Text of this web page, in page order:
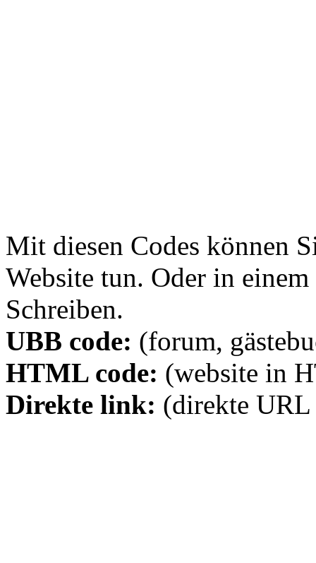
Mit diesen Codes können
Website tun. Oder in
Schreiben.
UBB code: (forum,
HTML code: (website in
Direkte link: (direkte